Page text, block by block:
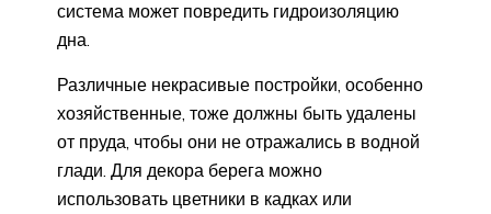
система может повредить гидроизоляцию
дна.
Различные некрасивые постройки, особенно
хозяйственные, тоже должны быть удалены
от пруда, чтобы они не отражались в водной
глади. Для декора берега можно
использовать цветники в кадках или